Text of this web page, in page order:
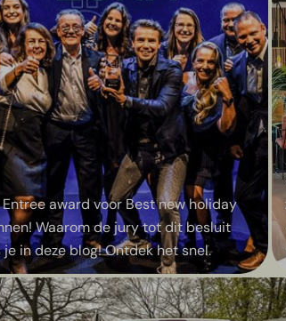
award voor Best new holiday
Waarom de jury tot dit besluit
in deze blog! Ontdek het snel.